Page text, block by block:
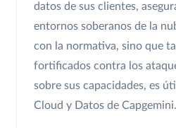
datos de sus clientes,
entornos soberanos de la
con la normativa, sino que
fortificados contra los
sobre sus capacidades, es
Cloud y Datos de Capgemini.